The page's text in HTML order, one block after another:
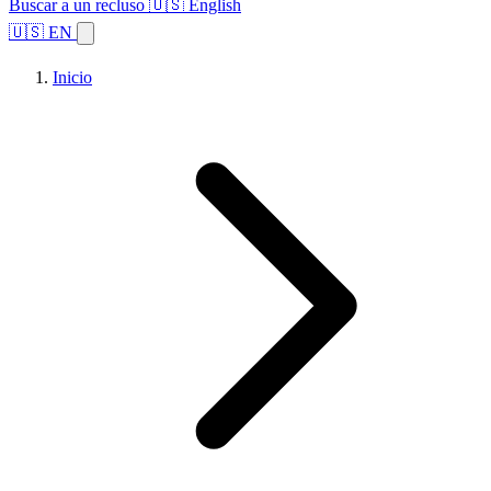
Buscar a un recluso 🇺🇸 English
🇺🇸 EN
Inicio